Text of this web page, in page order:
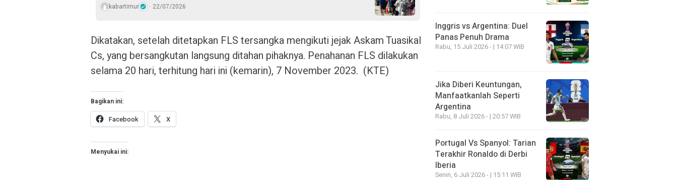
kabartimur 22/07/2026
Dikatakan, setelah ditetapkan FLS tersangka mengikuti jejak Askam Tuasikal
Cs, yang bersangkutan langsung ditahan pihaknya. Penahanan FLS dilakukan
selama 20 hari, terhitung hari ini (kemarin), 7 November 2023. (KTE)
Bagikan ini:
Facebook X
Menyukai ini:
Inggris vs Argentina: Duel
Panas Penuh Drama
Rabu, 15 Juli 2026 - | 14:07 WIB
Jika Diberi Keuntungan,
Manfaatkanlah Seperti
Argentina
Rabu, 8 Juli 2026 - | 20:57 WIB
Portugal Vs Spanyol: Tarian
Terakhir Ronaldo di Derbi
Iberia
Senin, 6 Juli 2026 - | 15:11 WIB